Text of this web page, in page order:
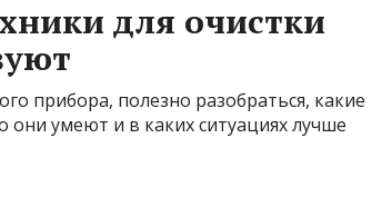
для очистки
прибора, полезно разобраться, какие
они умеют и в каких ситуациях лучше